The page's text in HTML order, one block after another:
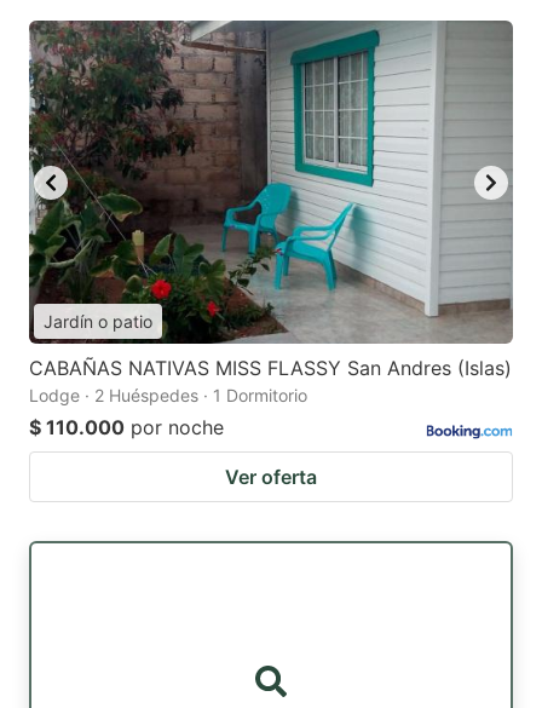
Jardín o patio
CABAÑAS NATIVAS MISS FLASSY San Andres (Islas)
Lodge · 2 Huéspedes · 1 Dormitorio
$ 110.000 por noche
Ver oferta